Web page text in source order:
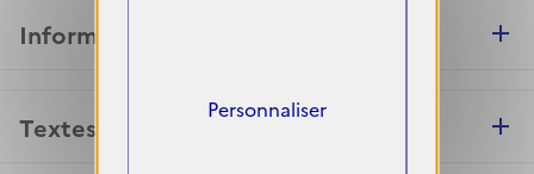
Information sur les données
Textes juridiques
Personnaliser